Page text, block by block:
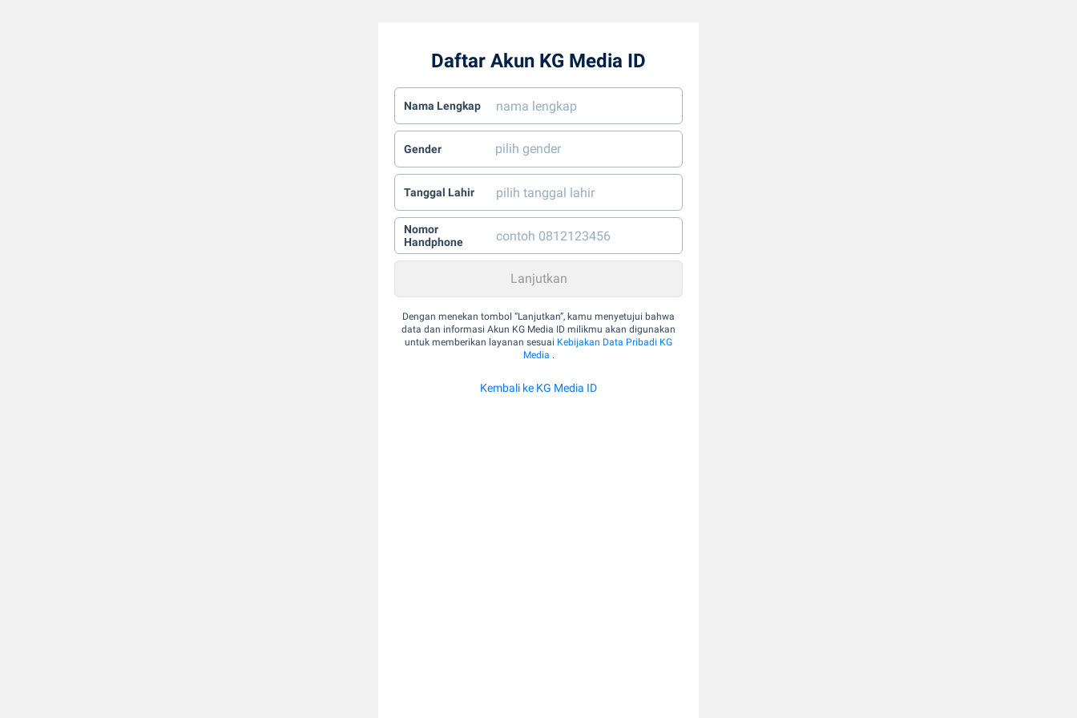
Daftar Akun KG Media ID
Nama Lengkap
Gender
Tanggal Lahir
Nomor
Handphone
Dengan menekan tombol “Lanjutkan”, kamu menyetujui bahwa
data dan informasi Akun KG Media ID milikmu akan digunakan
untuk memberikan layanan sesuai Kebijakan Data Pribadi KG
Media .
Kembali ke KG Media ID